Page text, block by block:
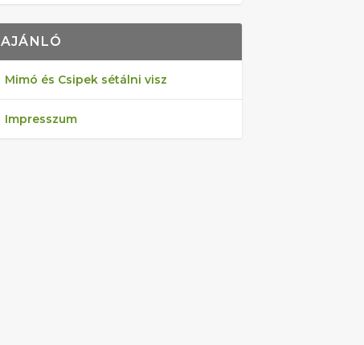
AJÁNLÓ
Mimó és Csipek sétálni visz
Impresszum